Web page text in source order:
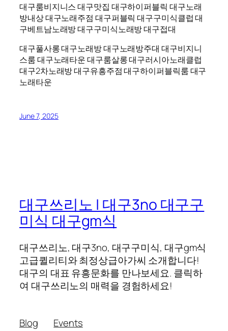
대구룸비지니스 대구맛집 대구하이퍼블릭 대구노래
방내상 대구노래주점 대구퍼블릭 대구구미식클럽 대
구베트남노래방 대구구미식노래방 대구접대
대구풀사롱 대구노래방 대구노래방주대 대구비지니
스룸 대구노래타운 대구룸살롱 대구러시아노래클럽
대구2차노래방 대구유흥주점 대구하이퍼블릭룸 대구
노래타운
June 7, 2025
대구쓰리노 | 대구3no 대구구
미식 대구gm식
대구쓰리노, 대구3no, 대구구미식, 대구gm식
고급퀼리티와 최정상급아가씨 소개합니다!
대구의 대표 유흥문화를 만나보세요. 클릭하
여 대구쓰리노의 매력을 경험하세요!
Blog
Events